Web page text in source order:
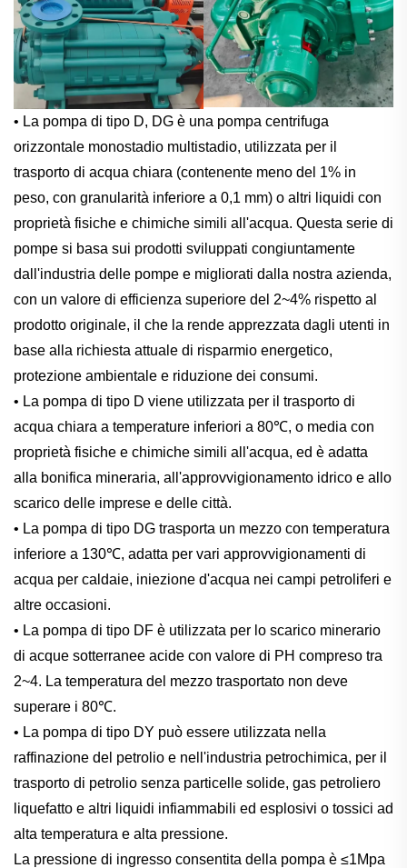
• La pompa di tipo D, DG è una pompa centrifuga
orizzontale monostadio multistadio, utilizzata per il
trasporto di acqua chiara (contenente meno del 1% in
peso, con granularità inferiore a 0,1 mm) o altri liquidi con
proprietà fisiche e chimiche simili all'acqua. Questa serie di
pompe si basa sui prodotti sviluppati congiuntamente
dall'industria delle pompe e migliorati dalla nostra azienda,
con un valore di efficienza superiore del 2~4% rispetto al
prodotto originale, il che la rende apprezzata dagli utenti in
base alla richiesta attuale di risparmio energetico,
protezione ambientale e riduzione dei consumi.
• La pompa di tipo D viene utilizzata per il trasporto di
acqua chiara a temperature inferiori a 80℃, o media con
proprietà fisiche e chimiche simili all'acqua, ed è adatta
alla bonifica mineraria, all'approvvigionamento idrico e allo
scarico delle imprese e delle città.
• La pompa di tipo DG trasporta un mezzo con temperatura
inferiore a 130℃, adatta per vari approvvigionamenti di
acqua per caldaie, iniezione d'acqua nei campi petroliferi e
altre occasioni.
• La pompa di tipo DF è utilizzata per lo scarico minerario
di acque sotterranee acide con valore di PH compreso tra
2~4. La temperatura del mezzo trasportato non deve
superare i 80℃.
• La pompa di tipo DY può essere utilizzata nella
raffinazione del petrolio e nell'industria petrochimica, per il
trasporto di petrolio senza particelle solide, gas petroliero
liquefatto e altri liquidi infiammabili ed esplosivi o tossici ad
alta temperatura e alta pressione.
La pressione di ingresso consentita della pompa è ≤1Mpa